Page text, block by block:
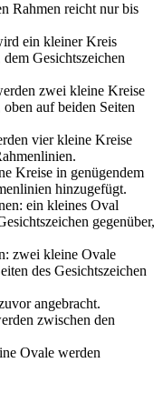
Rahmen reicht nur bis
ein kleiner Kreis
Gesichtszeichen
zwei kleine Kreise
auf beiden Seiten
vier kleine Kreise
Kreise in genügendem
hinzugefügt.
ein kleines Oval
gegenüber,
zwei kleine Ovale
des Gesichtszeichen
angebracht.
zwischen den
Ovale werden